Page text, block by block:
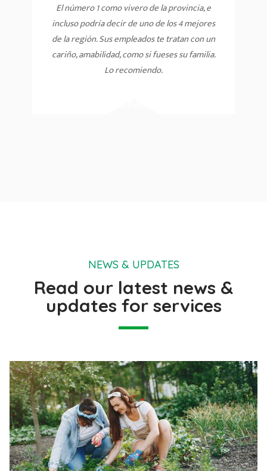
El número 1 como vivero de la provincia, e
incluso podría decir de uno de los 4 mejores
de la región. Sus empleados te tratan con un
cariño, amabilidad, como si fueses su familia.
Lo recomiendo.
NEWS & UPDATES
Read our latest news &
updates for services